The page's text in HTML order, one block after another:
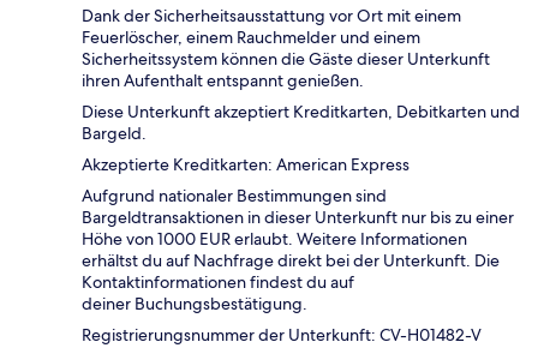
Dank der Sicherheitsausstattung vor Ort mit einem
Feuerlöscher, einem Rauchmelder und einem
Sicherheitssystem können die Gäste dieser Unterkunft
ihren Aufenthalt entspannt genießen.
Diese Unterkunft akzeptiert Kreditkarten, Debitkarten und
Bargeld.
Akzeptierte Kreditkarten: American Express
Aufgrund nationaler Bestimmungen sind
Bargeldtransaktionen in dieser Unterkunft nur bis zu einer
Höhe von 1000 EUR erlaubt. Weitere Informationen
erhältst du auf Nachfrage direkt bei der Unterkunft. Die
Kontaktinformationen findest du auf
deiner Buchungsbestätigung.
Registrierungsnummer der Unterkunft: CV-H01482-V